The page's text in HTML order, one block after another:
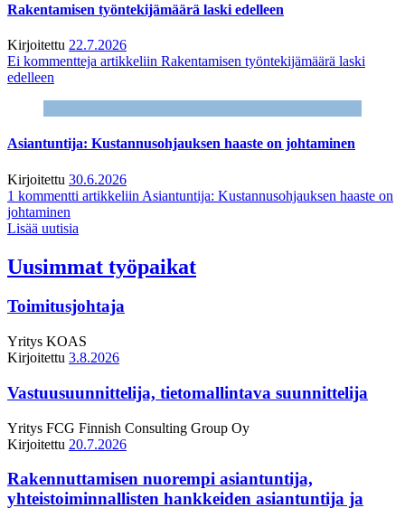
Rakentamisen työntekijämäärä laski edelleen
Kirjoitettu 22.7.2026
Ei kommentteja artikkeliin Rakentamisen työntekijämäärä laski
edelleen
Asiantuntija: Kustannusohjauksen haaste on johtaminen
Kirjoitettu 30.6.2026
1 kommentti artikkeliin Asiantuntija: Kustannusohjauksen haaste on
johtaminen
Lisää uutisia
Uusimmat työpaikat
Toimitusjohtaja
Yritys KOAS
Kirjoitettu 3.8.2026
Vastuusuunnittelija, tietomallintava suunnittelija
Yritys FCG Finnish Consulting Group Oy
Kirjoitettu 20.7.2026
Rakennuttamisen nuorempi asiantuntija,
yhteistoiminnallisten hankkeiden asiantuntija ja